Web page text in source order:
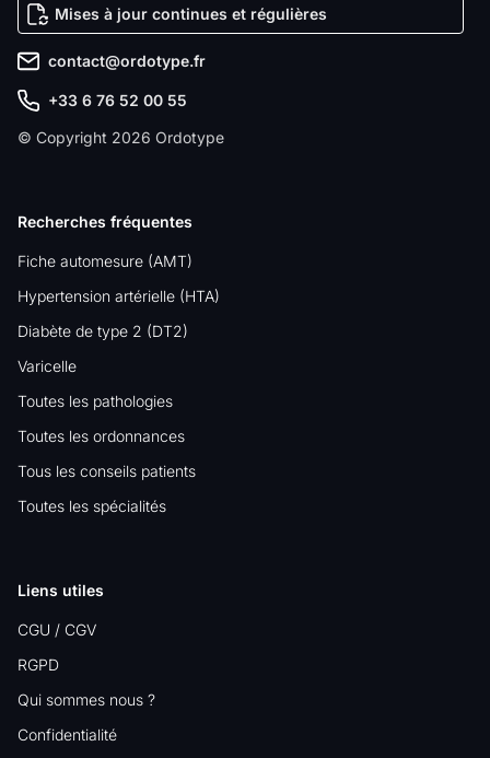
Mises à jour continues et régulières
contact@ordotype.fr
+33 6 76 52 00 55
© Copyright 2026 Ordotype
Recherches fréquentes
Fiche automesure (AMT)
Hypertension artérielle (HTA)
Diabète de type 2 (DT2)
Varicelle
Toutes les pathologies
Toutes les ordonnances
Tous les conseils patients
Toutes les spécialités
Liens utiles
CGU / CGV
RGPD
Qui sommes nous ?
Confidentialité